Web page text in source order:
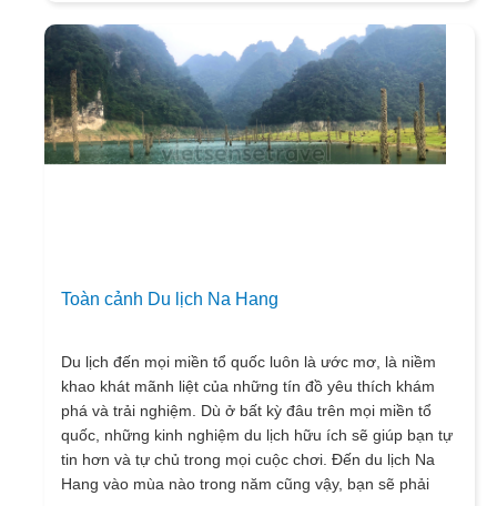
Toàn cảnh Du lịch Na Hang
Du lịch đến mọi miền tổ quốc luôn là ước mơ, là niềm
khao khát mãnh liệt của những tín đồ yêu thích khám
phá và trải nghiệm. Dù ở bất kỳ đâu trên mọi miền tổ
quốc, những kinh nghiệm du lịch hữu ích sẽ giúp bạn tự
tin hơn và tự chủ trong mọi cuộc chơi. Đến du lịch Na
Hang vào mùa nào trong năm cũng vậy, bạn sẽ phải